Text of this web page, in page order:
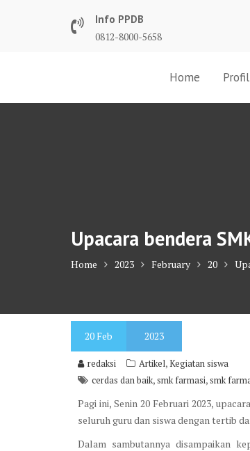
Info PPDB
0812-8000-5658
Home Profil
Upacara bendera
Home 2023 February 20
20 Feb 2023
redaksi Artikel,Kegiatan siswa
cerdas dan baik,smk farmasi,smk
Pagi ini, Senin 20 Februari 2023,
seluruh guru dan siswa dengan tertib
Dalam sambutannya disampaikan